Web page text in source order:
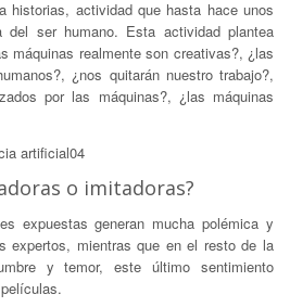
historias, actividad que hasta hace unos
del ser humano. Esta actividad plantea
máquinas realmente son creativas?, ¿las
¿nos quitarán nuestro trabajo?,
por las máquinas?, ¿las máquinas
o imitadoras?
expuestas generan mucha polémica y
expertos, mientras que en el resto de la
y temor, este último sentimiento